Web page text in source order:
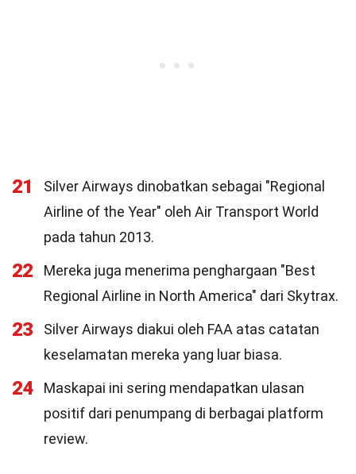
21
Silver Airways dinobatkan sebagai "Regional
Airline of the Year" oleh Air Transport World
pada tahun 2013.
22
Mereka juga menerima penghargaan "Best
Regional Airline in North America" dari Skytrax.
23
Silver Airways diakui oleh FAA atas catatan
keselamatan mereka yang luar biasa.
24
Maskapai ini sering mendapatkan ulasan
positif dari penumpang di berbagai platform
review.